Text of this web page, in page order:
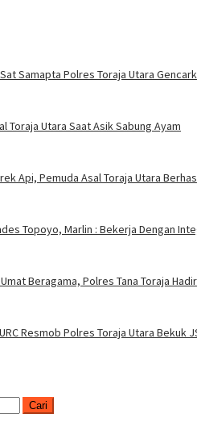
Samapta Polres Toraja Utara
Toraja Utara Saat Asik Sabung Ayam
Api, Pemuda Asal Toraja Utara
Topoyo, Marlin : Bekerja Dengan
Beragama, Polres Tana Toraja
Resmob Polres Toraja Utara Bekuk